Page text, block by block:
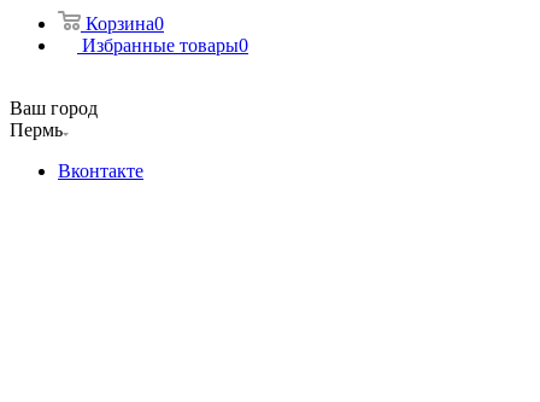
Корзина0
Избранные товары0
Ваш город
Пермь
Вконтакте